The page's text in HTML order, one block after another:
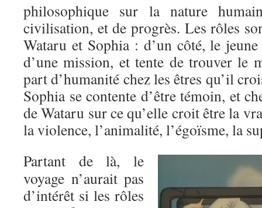
philosophique sur la nature
civilisation, et de progrès. Les rôles
Wataru et Sophia : d’un côté, le
d’une mission, et tente de trouver le
part d’humanité chez les êtres qu’il
Sophia se contente d’être témoin, et
de Wataru sur ce qu’elle croit être la
la violence, l’animalité, l’égoïsme, la
Partant de là, le
voyage n’aurait pas
d’intérêt si les rôles